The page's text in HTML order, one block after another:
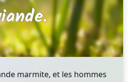
marmite, et les hommes